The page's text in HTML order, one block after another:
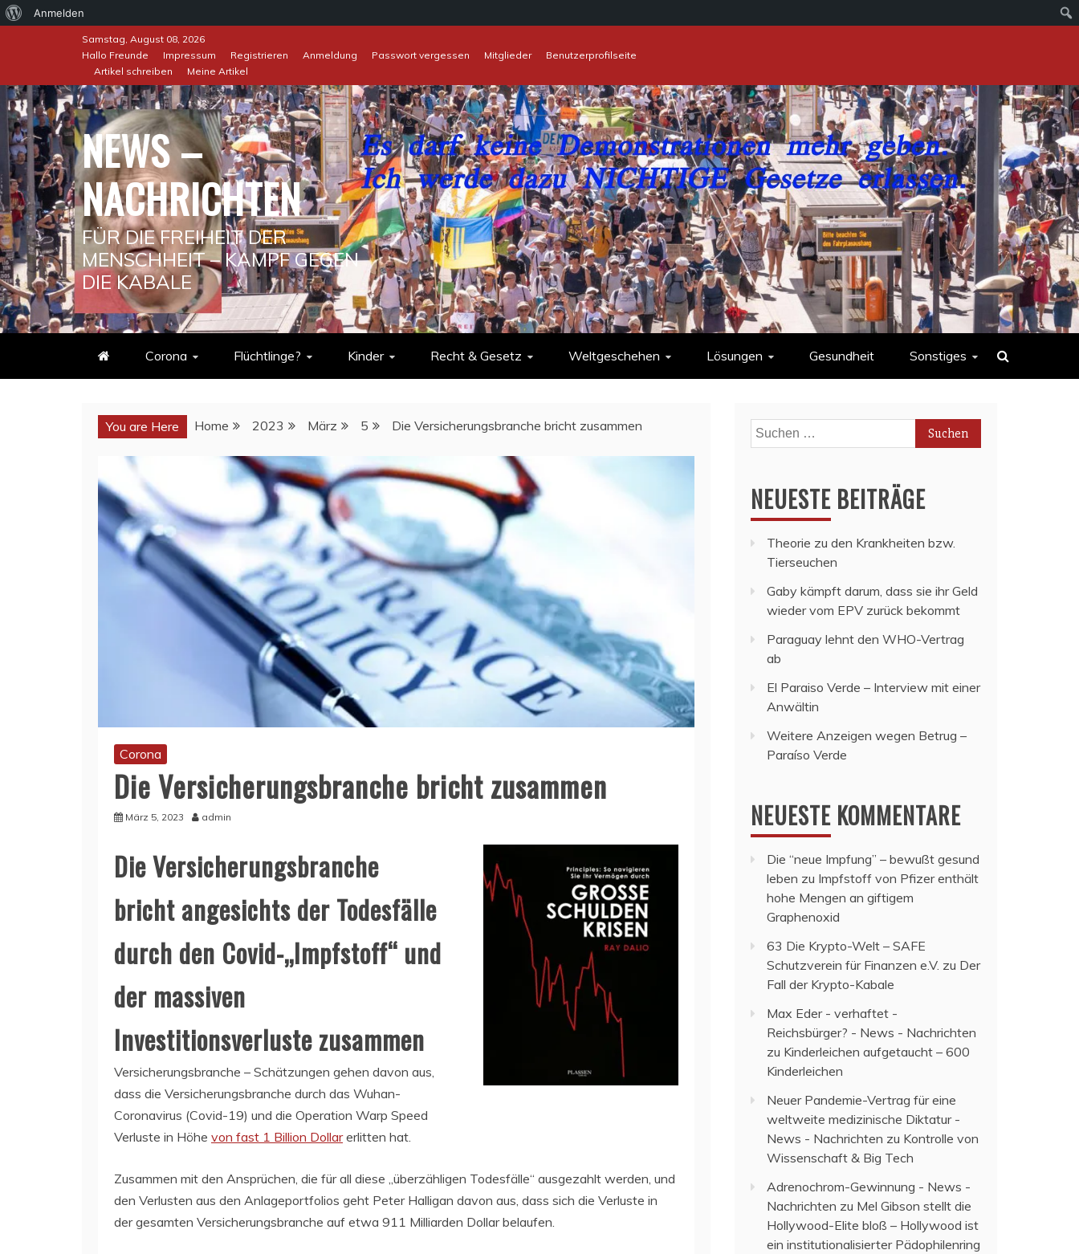
Über
Anmelden
Samstag, August 08, 2026
Hallo Freunde
Impressum Registrieren Anmeldung Passwort vergessen Mitglieder
Benutzerprofilseite
Artikel schreiben
Meine Artikel
NEWS –
NACHRICHTEN
FÜR DIE FREIHEIT DER
MENSCHHEIT – KAMPF GEGEN
DIE KABALE
Corona Flüchtlinge? Kinder Recht & Gesetz Weltgeschehen Lösungen Gesundheit Sonstiges
You are Here Home 2023 März 5 Die Versicherungsbranche bricht zusammen
Corona
Die Versicherungsbranche bricht zusammen
März 5, 2023 admin
Die Versicherungsbranche
bricht angesichts der Todesfälle
durch den Covid-„Impfstoff“ und
der massiven
Investitionsverluste zusammen
Versicherungsbranche – Schätzungen gehen davon aus,
dass die Versicherungsbranche durch das Wuhan-
Coronavirus (Covid-19) und die Operation Warp Speed
Verluste in Höhe von fast 1 Billion Dollarerlitten hat.
Zusammen mit den Ansprüchen, die für all diese „überzähligen Todesfälle“ ausgezahlt werden, und
den Verlusten aus den Anlageportfolios geht Peter Halligan davon aus, dass sich die Verluste in
der gesamten Versicherungsbranche auf etwa 911 Milliarden Dollar belaufen.
Suchen
nach:
NEUESTE BEITRÄGE
Theorie zu den Krankheiten bzw.
Tierseuchen
Gaby kämpft darum, dass sie ihr Geld
wieder vom EPV zurück bekommt
Paraguay lehnt den WHO-Vertrag
ab
El Paraiso Verde – Interview mit einer
Anwältin
Weitere Anzeigen wegen Betrug –
Paraíso Verde
NEUESTE KOMMENTARE
Die “neue Impfung” – bewußt gesund
leben zu Impfstoff von Pfizer enthält
hohe Mengen an giftigem
Graphenoxid
63 Die Krypto-Welt – SAFE
Schutzverein für Finanzen e.V. zu Der
Fall der Krypto-Kabale
Max Eder - verhaftet -
Reichsbürger? - News - Nachrichten
zu Kinderleichen aufgetaucht – 600
Kinderleichen
Neuer Pandemie-Vertrag für eine
weltweite medizinische Diktatur -
News - Nachrichten zu Kontrolle von
Wissenschaft & Big Tech
Adrenochrom-Gewinnung - News -
Nachrichten zu Mel Gibson stellt die
Hollywood-Elite bloß – Hollywood ist
ein institutionalisierter Pädophilenring